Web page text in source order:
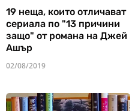
19 неща, които отличават
сериала по "13 причини
защо" от романа на Джей
Ашър
02/08/2019